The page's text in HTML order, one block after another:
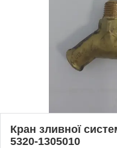
Кран зливної
5320-1305010